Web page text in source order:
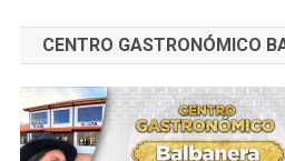
CENTRO GASTRONÓMICO